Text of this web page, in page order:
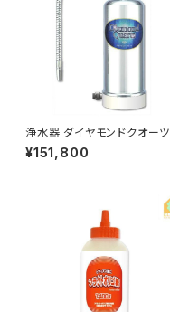
浄水器 ダイヤモンドクオーツ
¥151,800